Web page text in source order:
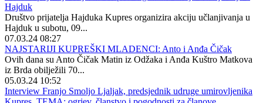
Hajduk
Društvo prijatelja Hajduka Kupres organizira akciju učlanjivanja u
Hajduk u subotu, 09...
07.03.24 08:27
NAJSTARIJI KUPREŠKI MLADENCI: Anto i Anđa Čičak
Ovih dana su Anto Čičak Matin iz Odžaka i Anđa Kuštro Matkova
iz Brda obilježili 70...
05.03.24 10:52
Interview Franjo Smoljo Ljaljak, predsjednik udruge umirovljenika